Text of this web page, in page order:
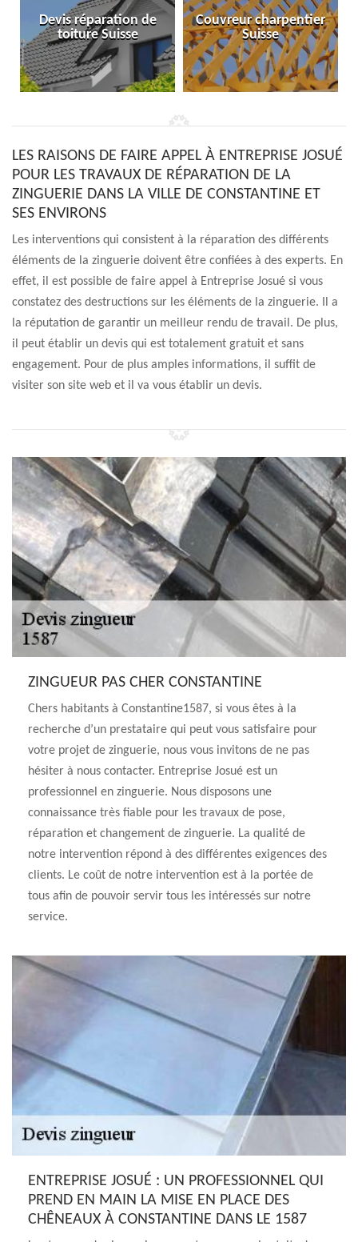
Devis réparation de
toiture Suisse
Couvreur charpentier
Suisse
LES RAISONS DE FAIRE APPEL À ENTREPRISE JOSUÉ
POUR LES TRAVAUX DE RÉPARATION DE LA
ZINGUERIE DANS LA VILLE DE CONSTANTINE ET
SES ENVIRONS
Les interventions qui consistent à la réparation des différents
éléments de la zinguerie doivent être confiées à des experts. En
effet, il est possible de faire appel à Entreprise Josué si vous
constatez des destructions sur les éléments de la zinguerie. Il a
la réputation de garantir un meilleur rendu de travail. De plus,
il peut établir un devis qui est totalement gratuit et sans
engagement. Pour de plus amples informations, il suffit de
visiter son site web et il va vous établir un devis.
ZINGUEUR PAS CHER CONSTANTINE
Chers habitants à Constantine1587, si vous êtes à la
recherche d’un prestataire qui peut vous satisfaire pour
votre projet de zinguerie, nous vous invitons de ne pas
hésiter à nous contacter. Entreprise Josué est un
professionnel en zinguerie. Nous disposons une
connaissance très fiable pour les travaux de pose,
réparation et changement de zinguerie. La qualité de
notre intervention répond à des différentes exigences des
clients. Le coût de notre intervention est à la portée de
tous afin de pouvoir servir tous les intéressés sur notre
service.
ENTREPRISE JOSUÉ : UN PROFESSIONNEL QUI
PREND EN MAIN LA MISE EN PLACE DES
CHÊNEAUX À CONSTANTINE DANS LE 1587